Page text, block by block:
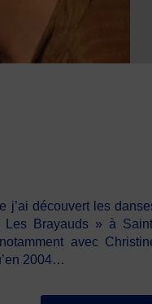
j’ai découvert les
Les Brayauds » à
avec
2004…